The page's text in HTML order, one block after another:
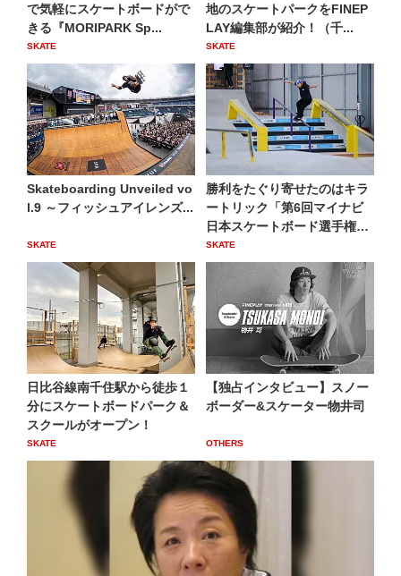
で気軽にスケートボードがで
きる『MORIPARK Sp...
SKATE
地のスケートパークをFINEP
LAY編集部が紹介！（千...
SKATE
Skateboarding Unveiled vo
l.9 ～フィッシュアイレンズ...
SKATE
勝利をたぐり寄せたのはキラ
ートリック「第6回マイナビ
日本スケートボード選手権大
会...
SKATE
日比谷線南千住駅から徒歩１
分にスケートボードパーク＆
スクールがオープン！
SKATE
【独占インタビュー】スノー
ボーダー&スケーター物井司
OTHERS